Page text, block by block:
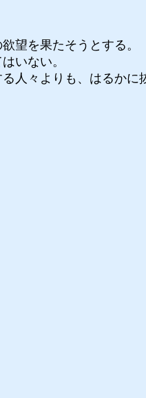
望を果たそうとする。
いない。
人々よりも、はるかに